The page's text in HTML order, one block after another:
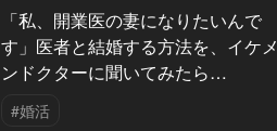
「私、開業医の妻になりたいんで
す」医者と結婚する方法を、イケメ
ンドクターに聞いてみたら…
#婚活